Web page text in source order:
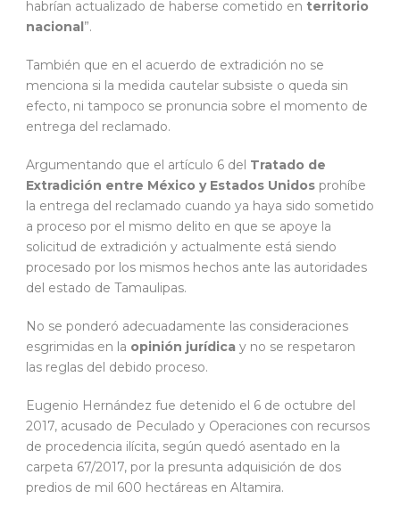
habrían actualizado de haberse cometido en territorio
nacional”.
También que en el acuerdo de extradición no se
menciona si la medida cautelar subsiste o queda sin
efecto, ni tampoco se pronuncia sobre el momento de
entrega del reclamado.
Argumentando que el artículo 6 del Tratado de
Extradición entre México y Estados Unidos prohíbe
la entrega del reclamado cuando ya haya sido sometido
a proceso por el mismo delito en que se apoye la
solicitud de extradición y actualmente está siendo
procesado por los mismos hechos ante las autoridades
del estado de Tamaulipas.
No se ponderó adecuadamente las consideraciones
esgrimidas en la opinión jurídica y no se respetaron
las reglas del debido proceso.
Eugenio Hernández fue detenido el 6 de octubre del
2017, acusado de Peculado y Operaciones con recursos
de procedencia ilícita, según quedó asentado en la
carpeta 67/2017, por la presunta adquisición de dos
predios de mil 600 hectáreas en Altamira.